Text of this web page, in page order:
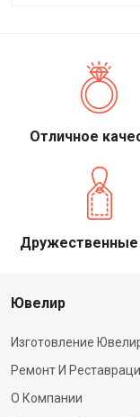
Отличное
Ювелир
Изготовление
Ремонт И
О Компании